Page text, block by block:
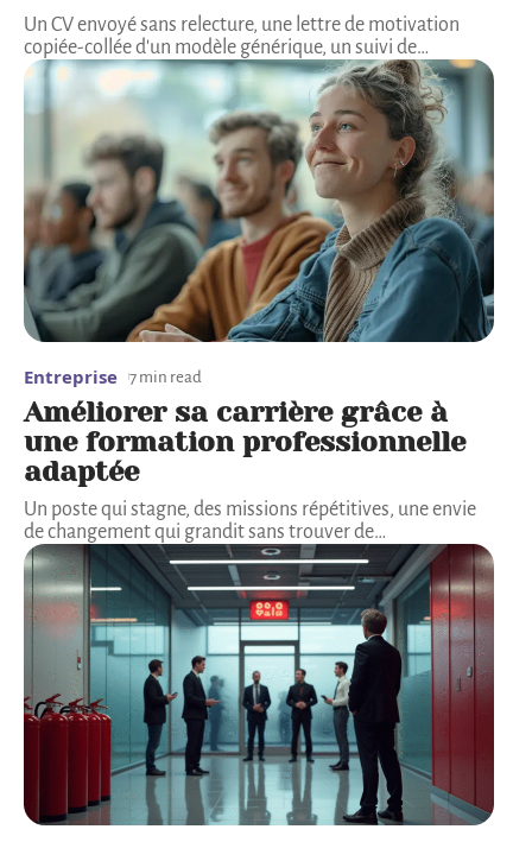
Un CV envoyé sans relecture, une lettre de motivation
copiée-collée d'un modèle générique, un suivi de…
Entreprise 7 min read
Améliorer sa carrière grâce à
une formation professionnelle
adaptée
Un poste qui stagne, des missions répétitives, une envie
de changement qui grandit sans trouver de…